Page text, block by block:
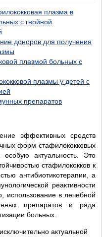
плазма в
с гнойной
доноров для получения
плазмой больных с
плазмы у детей с
препаратов
эффективных средств
форм стафилококковых
актуальность. Это
стафилококков к
антибиотикотерапии, а
реактивности
использование в лечебной
препаратов и ряда
больных.
актуальной